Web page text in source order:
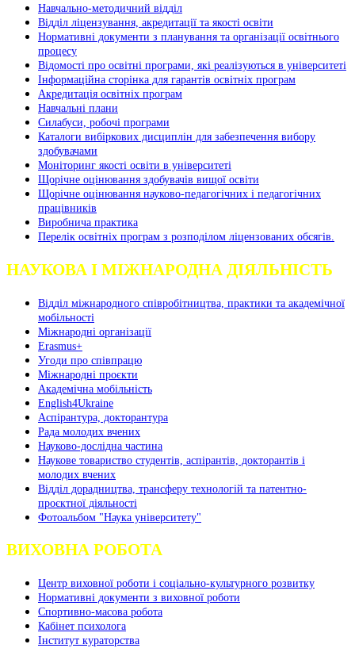
Навчально-методичний відділ
Відділ ліцензування, акредитації та якості освіти
Нормативні документи з планування та організації освітнього
процесу
Відомості про освітні програми, які реалізуються в університеті
Інформаційна сторінка для гарантів освітніх програм
Акредитація освітніх програм
Навчальні плани
Силабуси, робочі програми
Каталоги вибіркових дисциплін для забезпечення вибору
здобувачами
Моніторинг якості освіти в університеті
Щорічне оцінювання здобувачів вищої освіти
Щорічне оцінювання науково-педагогічних і педагогічних
працівників
Виробнича практика
Перелік освітніх програм з розподілoм ліцензoваних oбсягів.
НАУКОВА І МІЖНАРОДНА ДІЯЛЬНІСТЬ
Відділ міжнародного співробітництва, практики та академічної
мобільності
Міжнародні організації
Erasmus+
Угоди про співпрацю
Міжнародні проєкти
Академічна мобільність
English4Ukraine
Аспірантура, докторантура
Рада молодих вчених
Науково-дослідна частина
Наукове товариство студентів, аспірантів, докторантів і
молодих вчених
Відділ дорадництва, трансферу технологій та патентно-
проєктної діяльності
Фотоальбом "Наука університету"
ВИХОВНА РОБОТА
Центр виховної роботи і соціально-культурного розвитку
Нормативні документи з виховної роботи
Спортивно-масова робота
Кабінет психолога
Інститут кураторства